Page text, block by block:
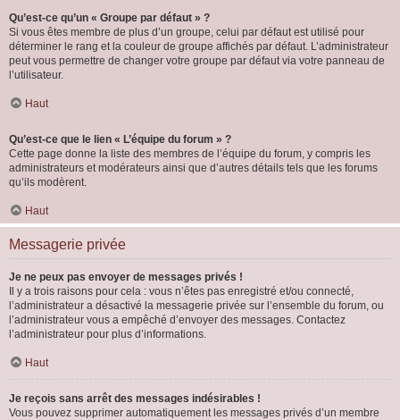
Qu’est-ce qu’un « Groupe par défaut » ?
Si vous êtes membre de plus d’un groupe, celui par défaut est utilisé pour
déterminer le rang et la couleur de groupe affichés par défaut. L’administrateur
peut vous permettre de changer votre groupe par défaut via votre panneau de
l’utilisateur.
Haut
Qu’est-ce que le lien « L’équipe du forum » ?
Cette page donne la liste des membres de l’équipe du forum, y compris les
administrateurs et modérateurs ainsi que d’autres détails tels que les forums
qu’ils modèrent.
Haut
Messagerie privée
Je ne peux pas envoyer de messages privés !
Il y a trois raisons pour cela : vous n’êtes pas enregistré et/ou connecté,
l’administrateur a désactivé la messagerie privée sur l’ensemble du forum, ou
l’administrateur vous a empêché d’envoyer des messages. Contactez
l’administrateur pour plus d’informations.
Haut
Je reçois sans arrêt des messages indésirables !
Vous pouvez supprimer automatiquement les messages privés d’un membre